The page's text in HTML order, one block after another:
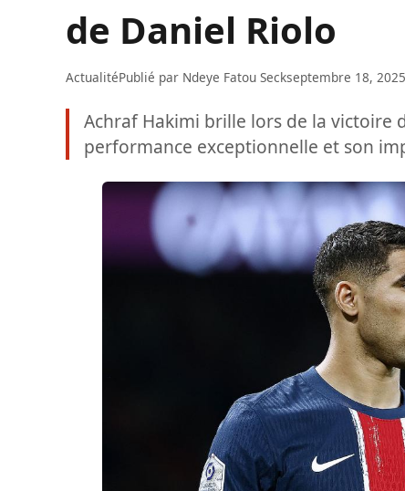
de Daniel Riolo
ActualitéPublié par Ndeye Fatou Seckseptembre 18, 2025
Achraf Hakimi brille lors de la victoire
performance exceptionnelle et son